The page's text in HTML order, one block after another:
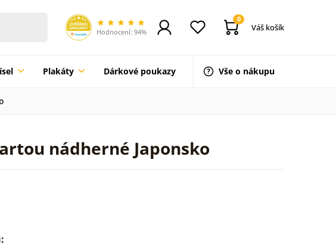
Hodnocení: 94%
0
Váš košík
Plakáty Dárkové poukazy Vše o nákupu
nádherné Japonsko